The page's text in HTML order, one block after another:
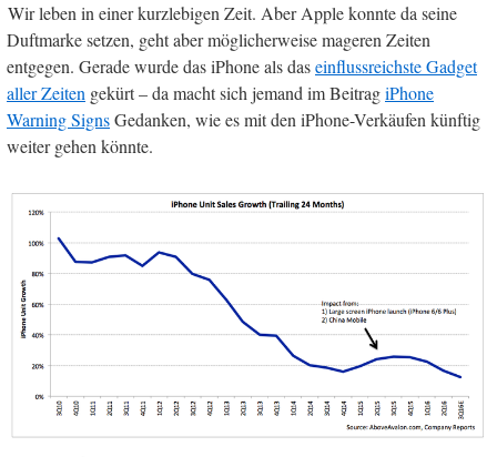
Wir leben in einer kurzlebigen Zeit. Aber Apple konnte da seine
Duftmarke setzen, geht aber möglicherweise mageren Zeiten
entgegen. Gerade wurde das iPhone als daseinflussreichste Gadget
aller Zeiten gekürt – da macht sich jemand im BeitragiPhone
Warning SignsGedanken, wie es mit den iPhone-Verkäufen künftig
weiter gehen könnte.